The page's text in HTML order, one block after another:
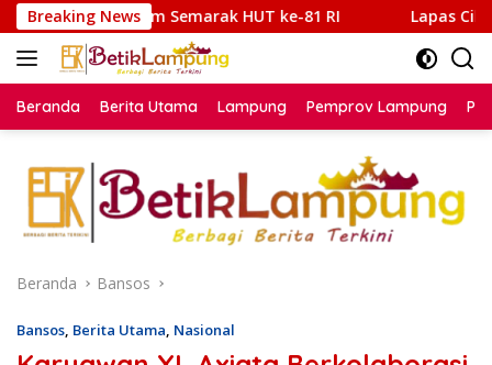
Langsung
ke
konten
Breaking News
HUT ke-81 RI Lapas Cibinong Hadirkan
Beranda Berita Utama Lampung Pemprov Lampung
Beranda Bansos
Bansos, Berita Utama, Nasional